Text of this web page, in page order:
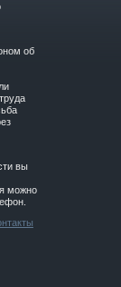
oб
вы
можно